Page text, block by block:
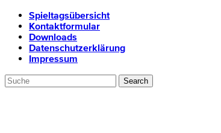
Spieltagsübersicht
Kontaktformular
Downloads
Datenschutzerklärung
Impressum